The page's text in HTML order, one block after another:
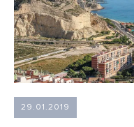
29.01.2019